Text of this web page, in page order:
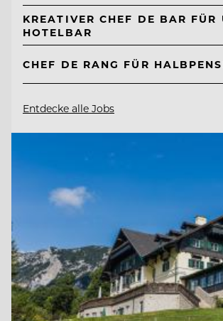
KREATIVER CHEF DE BAR FÜR
HOTELBAR
CHEF DE RANG FÜR
Entdecke alle Jobs